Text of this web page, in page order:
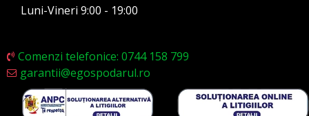
Luni-Vineri 9:00 - 19:00
Comenzi telefonice: 0744 158 799
garantii@egospodarul.ro